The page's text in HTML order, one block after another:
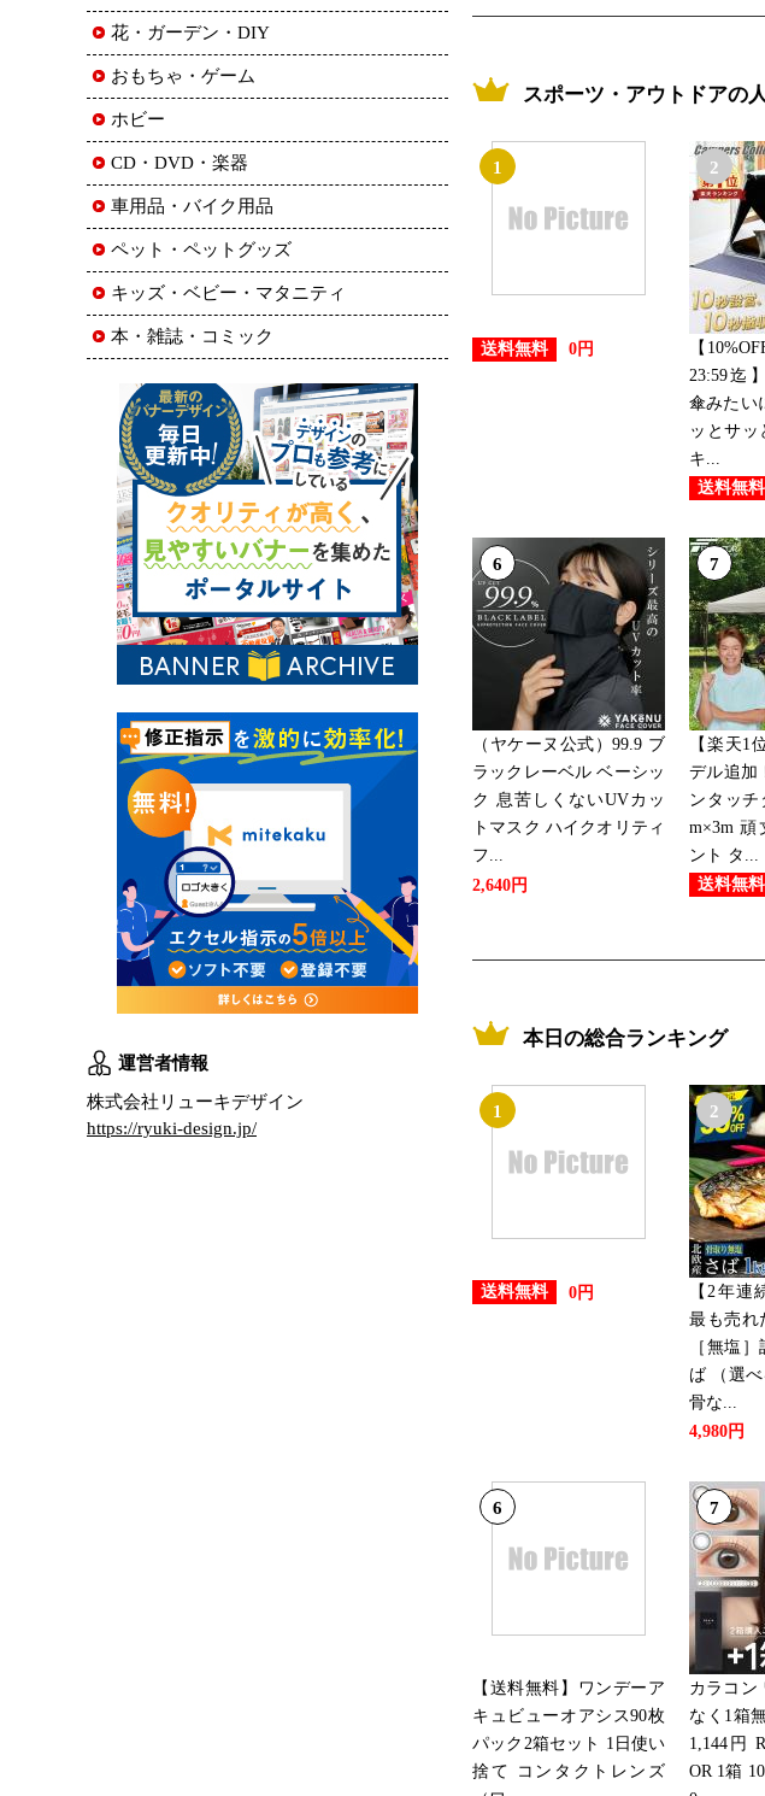
スポーツ・アウトドアの
1
送料無料 0円
2
【
23:59迄
傘みたい
ッとサッ
キ...
送料無料
6
（ヤケーヌ公式）99.9 ブ
ラックレーベル ベーシッ
ク 息苦しくないUVカッ
トマスク ハイクオリティ
フ...
2,640円
7
【楽天1
デル追加
ンタッ
m×3m
ント タ...
送料無料
本日の総合ランキング
1
送料無料 0円
2
【2年連
最も売れ
［無塩
ば （選べ
骨な...
4,980円
6
【送料無料】ワンデーア
キュビューオアシス90枚
パック2箱セット 1日使い
捨て コンタクトレンズ
7
カラコン
なく1箱
1,144円
OR 1箱
花・ガーデン・DIY
おもちゃ・ゲーム
ホビー
CD・DVD・楽器
車用品・バイク用品
ペット・ペットグッズ
キッズ・ベビー・マタニティ
本・雑誌・コミック
運営者情報
株式会社リューキデザイン
https://ryuki-design.jp/